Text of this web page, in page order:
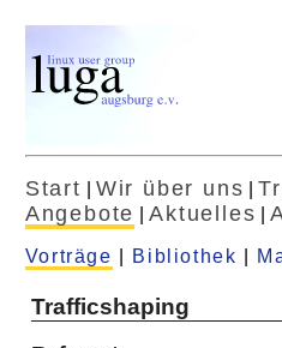
Start Wir über uns |
Angebote |Aktuelles |
Vorträge Bibliothek
Trafficshaping